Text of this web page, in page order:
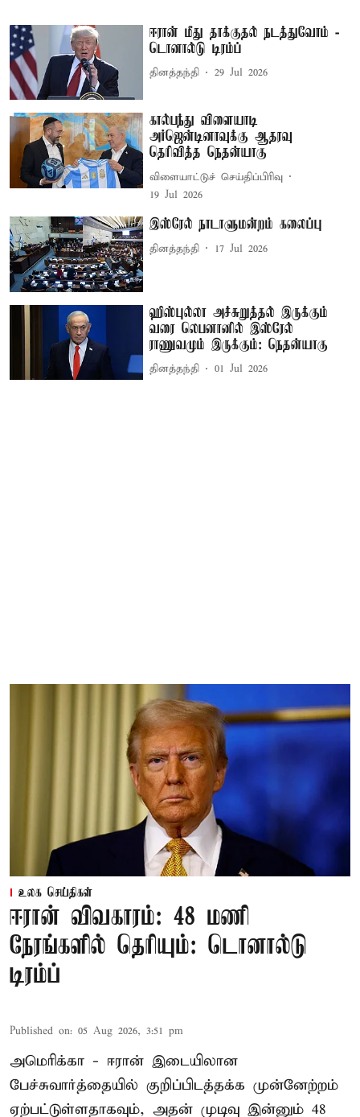
ஈரான் மீது தாக்குதல் நடத்துவோம் -
டொனால்டு டிரம்ப்
தினத்தந்தி 29 Jul 2026
கால்பந்து விளையாடி
அர்ஜென்டினாவுக்கு ஆதரவு
தெரிவித்த நெதன்யாகு
விளையாட்டுச் செய்திப்பிரிவு
19 Jul 2026
இஸ்ரேல் நாடாளுமன்றம் கலைப்பு
தினத்தந்தி 17 Jul 2026
ஹிஸ்புல்லா அச்சுறுத்தல் இருக்கும்
வரை லெபனானில் இஸ்ரேல்
ராணுவமும் இருக்கும்: நெதன்யாகு
தினத்தந்தி 01 Jul 2026
உலக செய்திகள்
ஈரான் விவகாரம்: 48 மணி
நேரங்களில் தெரியும்: டொனால்டு
டிரம்ப்
Published on: 05 Aug 2026, 3:51 pm
அமெரிக்கா - ஈரான் இடையிலான
பேச்சுவார்த்தையில் குறிப்பிடத்தக்க முன்னேற்றம்
ஏற்பட்டுள்ளதாகவும், அதன் முடிவு இன்னும் 48